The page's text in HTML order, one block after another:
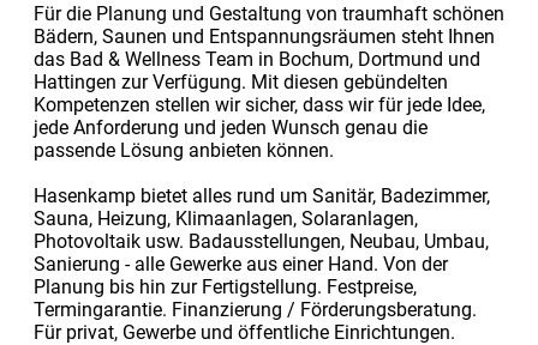
Für die Planung und Gestaltung von traumhaft schönen
Bädern, Saunen und Entspannungsräumen steht Ihnen
das Bad & Wellness Team in Bochum, Dortmund und
Hattingen zur Verfügung. Mit diesen gebündelten
Kompetenzen stellen wir sicher, dass wir für jede Idee,
jede Anforderung und jeden Wunsch genau die
passende Lösung anbieten können.
Hasenkamp bietet alles rund um Sanitär, Badezimmer,
Sauna, Heizung, Klimaanlagen, Solaranlagen,
Photovoltaik usw. Badausstellungen, Neubau, Umbau,
Sanierung - alle Gewerke aus einer Hand. Von der
Planung bis hin zur Fertigstellung. Festpreise,
Termingarantie. Finanzierung / Förderungsberatung.
Für privat, Gewerbe und öffentliche Einrichtungen.